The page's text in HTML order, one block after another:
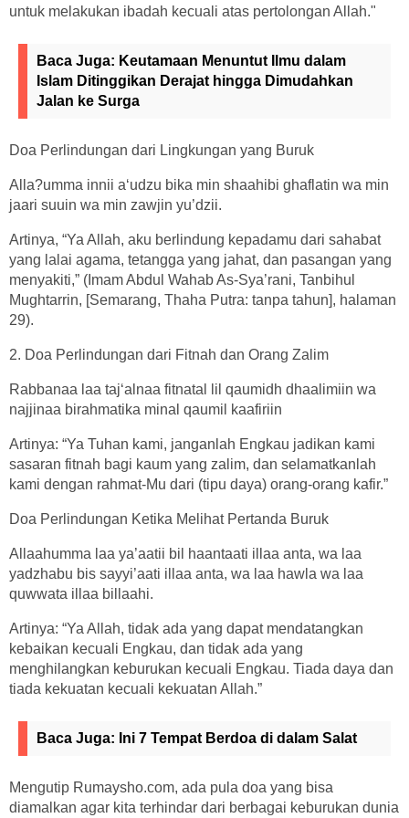
untuk melakukan ibadah kecuali atas pertolongan Allah."
Baca Juga: Keutamaan Menuntut Ilmu dalam
Islam Ditinggikan Derajat hingga Dimudahkan
Jalan ke Surga
Doa Perlindungan dari Lingkungan yang Buruk
Alla?umma innii a‘udzu bika min shaahibi ghaflatin wa min
jaari suuin wa min zawjin yu’dzii.
Artinya, “Ya Allah, aku berlindung kepadamu dari sahabat
yang lalai agama, tetangga yang jahat, dan pasangan yang
menyakiti,” (Imam Abdul Wahab As-Sya’rani, Tanbihul
Mughtarrin, [Semarang, Thaha Putra: tanpa tahun], halaman
29).
2. Doa Perlindungan dari Fitnah dan Orang Zalim
Rabbanaa laa taj‘alnaa fitnatal lil qaumidh dhaalimiin wa
najjinaa birahmatika minal qaumil kaafiriin
Artinya: “Ya Tuhan kami, janganlah Engkau jadikan kami
sasaran fitnah bagi kaum yang zalim, dan selamatkanlah
kami dengan rahmat-Mu dari (tipu daya) orang-orang kafir.”
Doa Perlindungan Ketika Melihat Pertanda Buruk
Allaahumma laa ya’aatii bil haantaati illaa anta, wa laa
yadzhabu bis sayyi’aati illaa anta, wa laa hawla wa laa
quwwata illaa billaahi.
Artinya: “Ya Allah, tidak ada yang dapat mendatangkan
kebaikan kecuali Engkau, dan tidak ada yang
menghilangkan keburukan kecuali Engkau. Tiada daya dan
tiada kekuatan kecuali kekuatan Allah.”
Baca Juga: Ini 7 Tempat Berdoa di dalam Salat
Mengutip Rumaysho.com, ada pula doa yang bisa
diamalkan agar kita terhindar dari berbagai keburukan dunia